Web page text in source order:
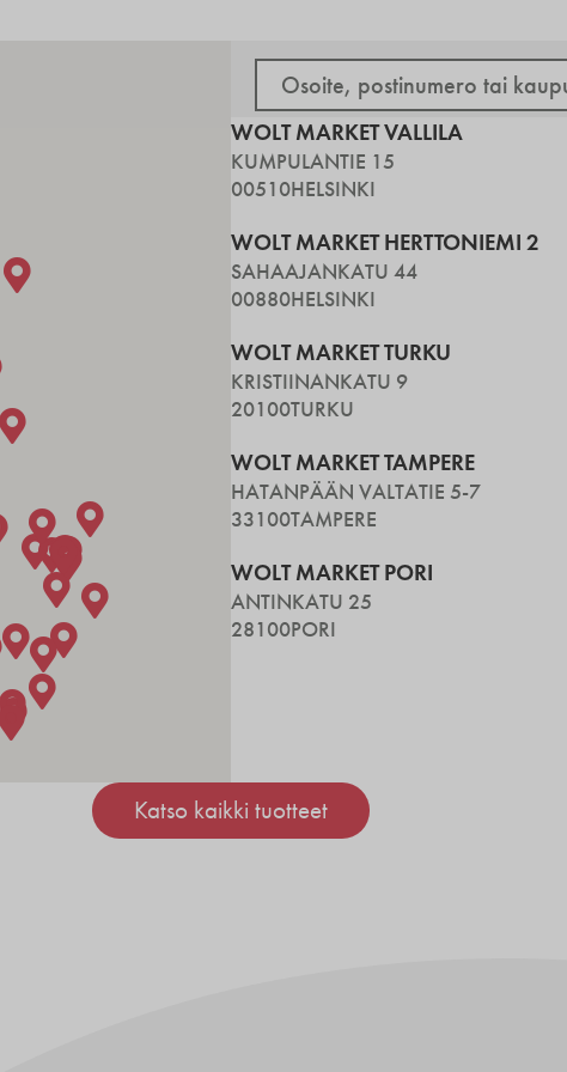
WOLT MARKET VALLILA
KUMPULANTIE 15
00510HELSINKI
WOLT MARKET HERTTONIEMI 2
SAHAAJANKATU 44
00880HELSINKI
WOLT MARKET TURKU
KRISTIINANKATU 9
20100TURKU
WOLT MARKET TAMPERE
HATANPÄÄN VALTATIE 5-7
33100TAMPERE
WOLT MARKET PORI
ANTINKATU 25
28100PORI
Katso kaikki tuotteet